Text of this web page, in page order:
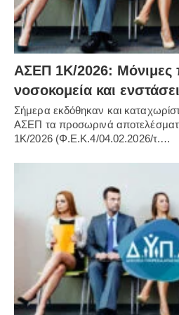
ΑΣΕΠ 1Κ/2026: Μόνιμες
νοσοκομεία και
Σήμερα εκδόθηκαν και
ΑΣΕΠ τα προσωρινά
1Κ/2026 (Φ.Ε.Κ.4/04.02.2026/τ.…